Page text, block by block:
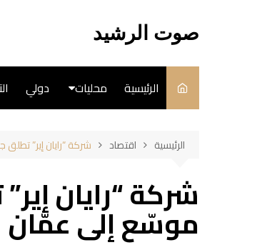
صوت الرشيد
الرئيسية محليات
طبخ
دولي
الرئيسية اقتصاد شركة “رايان إير”
شركة “رايان
موسّع إلى عمّان